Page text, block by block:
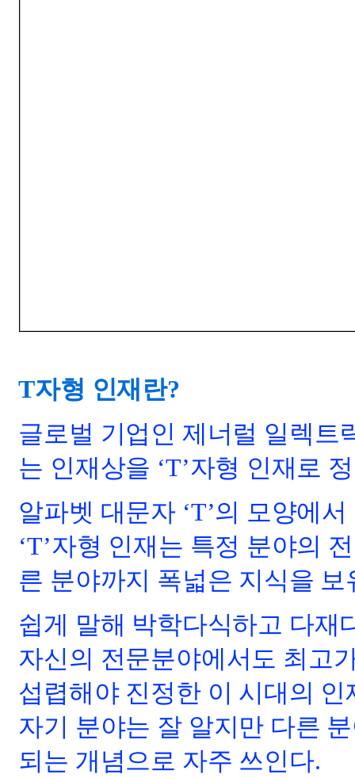
T자형 인재란?
글로벌 기업인 제너럴 일렉트
는 인재상을 ‘T’자형 인재로
알파벳 대문자 ‘T’의 모양에
‘T’자형 인재는 특정 분야의
른 분야까지 폭넓은 지식을
쉽게 말해 박학다식하고 다재
자신의 전문분야에서도 최고
섭렵해야 진정한 이 시대의
자기 분야는 잘 알지만 다른
되는 개념으로 자주 쓰인다.